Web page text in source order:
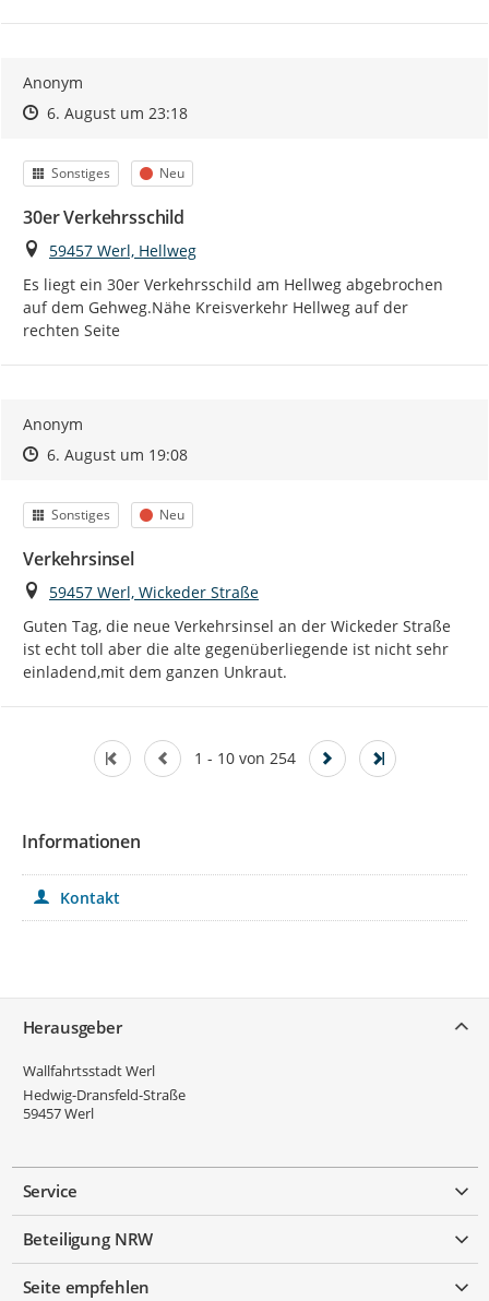
Anonym
Zeitpunkt des Erstellens
Zeitpunkt des Erstellens
6. August um 23:18Zur Äußerung
Kategorie
Sonstiges Status
Neu
30er Verkehrsschild
Ort
59457 Werl, Hellweg
Es liegt ein 30er Verkehrsschild am Hellweg abgebrochen
auf dem Gehweg.Nähe Kreisverkehr Hellweg auf der
rechten Seite
Anonym
Zeitpunkt des Erstellens
Zeitpunkt des Erstellens
6. August um 19:08Zur Äußerung
Kategorie
Sonstiges Status
Neu
Verkehrsinsel
Ort
59457 Werl, Wickeder Straße
Guten Tag, die neue Verkehrsinsel an der Wickeder Straße
ist echt toll aber die alte gegenüberliegende ist nicht sehr
einladend,mit dem ganzen Unkraut.
1 - 10 von 254
Informationen
Kontakt
Herausgeber
Wallfahrtsstadt Werl
Hedwig-Dransfeld-Straße
59457Werl
Service
Beteiligung NRW
Seite empfehlen